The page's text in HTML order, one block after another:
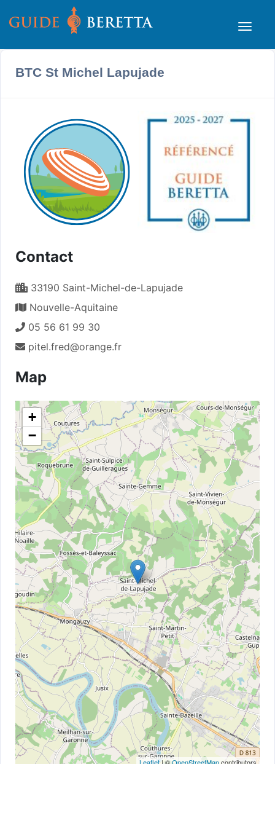
BTC St Michel Lapujade
Contact
33190 Saint-Michel-de-Lapujade
Nouvelle-Aquitaine
05 56 61 99 30
pitel.fred@orange.fr
Map
+
−
Leaflet| ©OpenStreetMapcontributors